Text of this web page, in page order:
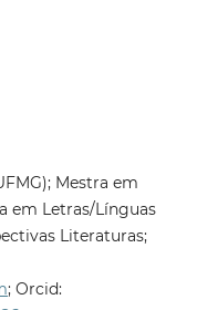
Mestra em
em Letras/Línguas
Literaturas;
; Orcid: